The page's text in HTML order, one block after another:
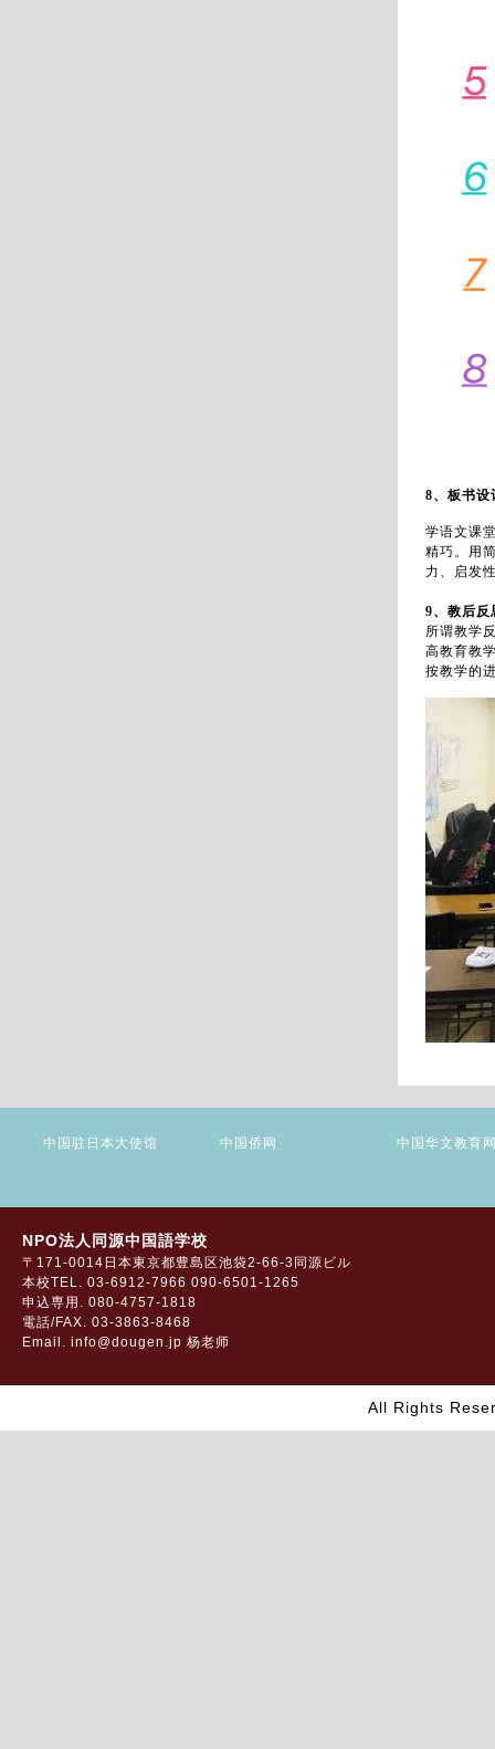
8、板书设
学语文课
精巧。用
力、启发
9、教后反
所谓教学
高教育教
按教学的
中国驻日本大使馆 中国侨网 中国华文教育
NPO法人同源中国語学校
〒171-0014日本東京都豊島区池袋2-66-3同源ビル
本校TEL. 03-6912-7966 090-6501-1265
申込専用. 080-4757-1818
電話/FAX. 03-3863-8468
Email. info@dougen.jp 杨老师
All Rights